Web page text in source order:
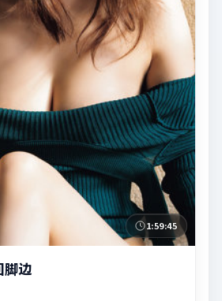
1:59:45
脚边